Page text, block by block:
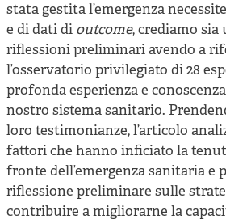
stata gestita l’emergenza
e di dati di outcome, crediamo
riflessioni preliminari avendo a
l’osservatorio privilegiato di 28
profonda esperienza e
nostro sistema sanitario.
loro testimonianze, l’articolo
fattori che hanno inficiato la
fronte dell’emergenza sanitaria e
riflessione preliminare sulle
contribuire a migliorarne la